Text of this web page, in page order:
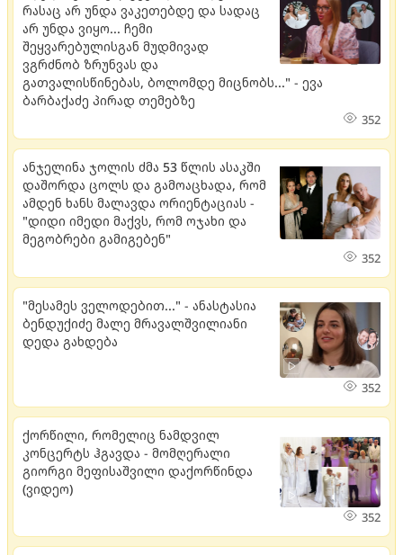
რასაც არ უნდა ვაკეთებდე და სადაც
არ უნდა ვიყო... ჩემი
შეყვარებულისგან მუდმივად
ვგრძნობ ზრუნვას და
გათვალისწინებას, ბოლომდე მიცნობს..." - ევა
ბარბაქაძე პირად თემებზე
352
ანჯელინა ჯოლის ძმა 53 წლის ასაკში
დაშორდა ცოლს და გამოაცხადა, რომ
ამდენ ხანს მალავდა ორიენტაციას -
"დიდი იმედი მაქვს, რომ ოჯახი და
მეგობრები გამიგებენ"
352
"მესამეს ველოდებით..." - ანასტასია
ბენდუქიძე მალე მრავალშვილიანი
დედა გახდება
352
ქორწილი, რომელიც ნამდვილ
კონცერტს ჰგავდა - მომღერალი
გიორგი მეფისაშვილი დაქორწინდა
(ვიდეო)
352